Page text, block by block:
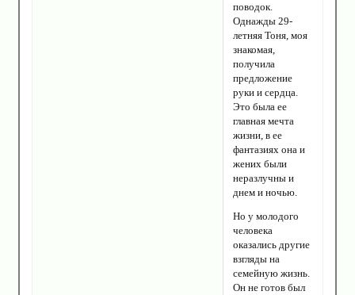
поводок.
Однажды 29-
летняя Тоня, моя
знакомая,
получила
предложение
руки и сердца.
Это была ее
главная мечта
жизни, в ее
фантазиях она и
жених были
неразлучны и
днем и ночью.
Но у молодого
человека
оказались другие
взгляды на
семейную жизнь.
Он не готов был